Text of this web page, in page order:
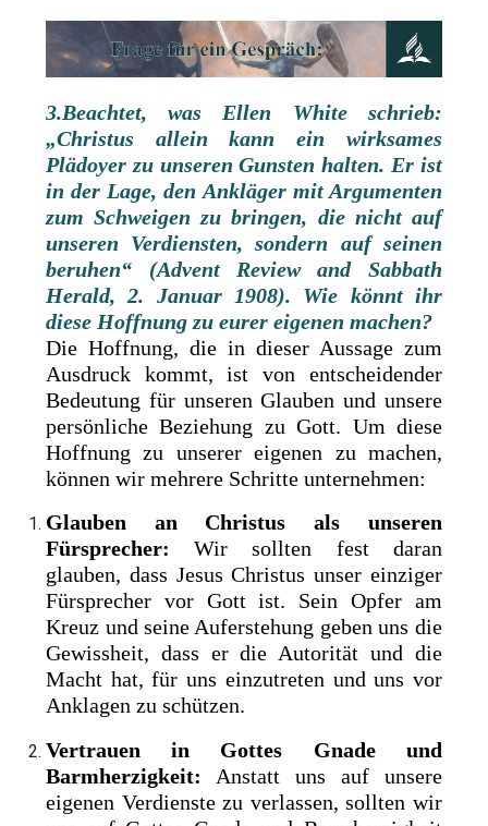
3.Beachtet, was Ellen White schrieb:
„Christus allein kann ein wirksames
Plädoyer zu unseren Gunsten halten. Er ist
in der Lage, den Ankläger mit Argumenten
zum Schweigen zu bringen, die nicht auf
unseren Verdiensten, sondern auf seinen
beruhen“ (Advent Review and Sabbath
Herald, 2. Januar 1908). Wie könnt ihr
diese Hoffnung zu eurer eigenen machen?
Die Hoffnung, die in dieser Aussage zum
Ausdruck kommt, ist von entscheidender
Bedeutung für unseren Glauben und unsere
persönliche Beziehung zu Gott. Um diese
Hoffnung zu unserer eigenen zu machen,
können wir mehrere Schritte unternehmen:
Glauben an Christus als unseren
Fürsprecher: Wir sollten fest daran
glauben, dass Jesus Christus unser einziger
Fürsprecher vor Gott ist. Sein Opfer am
Kreuz und seine Auferstehung geben uns die
Gewissheit, dass er die Autorität und die
Macht hat, für uns einzutreten und uns vor
Anklagen zu schützen.
Vertrauen in Gottes Gnade und
Barmherzigkeit: Anstatt uns auf unsere
eigenen Verdienste zu verlassen, sollten wir